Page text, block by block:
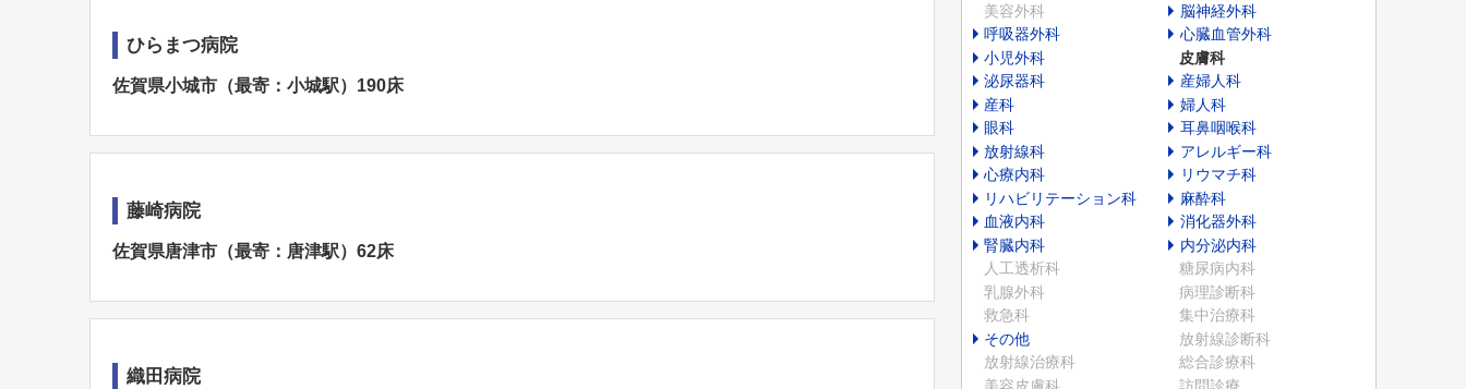
ひらまつ病院
佐賀県小城市（最寄：小城駅）190床
藤崎病院
佐賀県唐津市（最寄：唐津駅）62床
織田病院
美容外科
脳神経外科
呼吸器外科
心臓血管外科
小児外科
皮膚科
泌尿器科
産婦人科
産科
婦人科
眼科
耳鼻咽喉科
放射線科
アレルギー科
心療内科
リウマチ科
リハビリテーション科
麻酔科
血液内科
消化器外科
腎臓内科
内分泌内科
人工透析科
糖尿病内科
乳腺外科
病理診断科
救急科
集中治療科
その他
放射線診断科
放射線治療科
総合診療科
美容皮膚科
訪問診療